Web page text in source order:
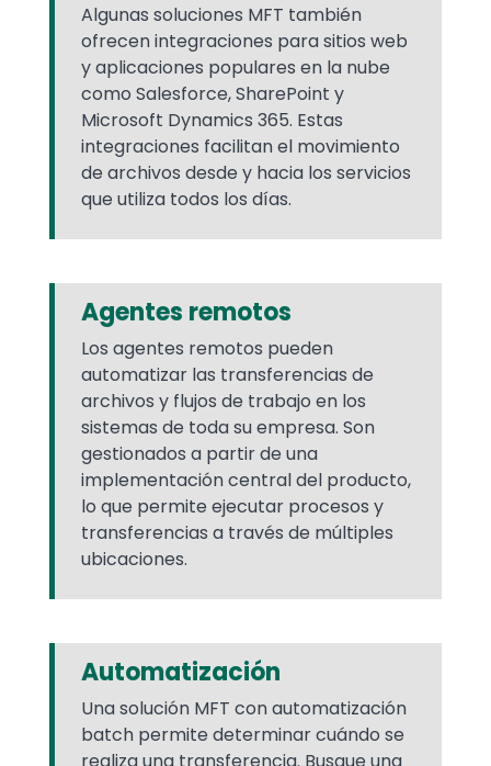
Algunas soluciones MFT también
ofrecen integraciones para sitios web
y aplicaciones populares en la nube
como Salesforce, SharePoint y
Microsoft Dynamics 365. Estas
integraciones facilitan el movimiento
de archivos desde y hacia los servicios
que utiliza todos los días.
Agentes remotos
Los agentes remotos pueden
automatizar las transferencias de
archivos y flujos de trabajo en los
sistemas de toda su empresa. Son
gestionados a partir de una
implementación central del producto,
lo que permite ejecutar procesos y
transferencias a través de múltiples
ubicaciones.
Automatización
Una solución MFT con automatización
batch permite determinar cuándo se
realiza una transferencia. Busque una